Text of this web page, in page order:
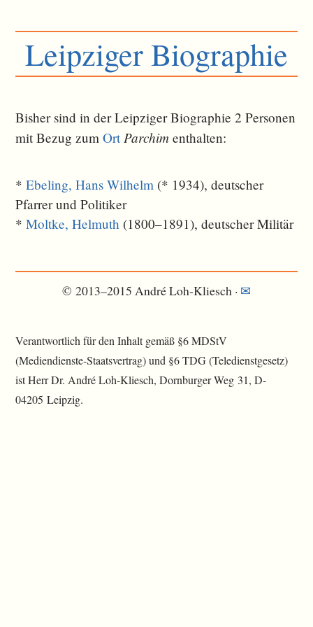
Leipziger Biographie
Bisher sind in der Leipziger Biographie 2 Personen
mit Bezug zumOrt Parchim ent­halten:
*Ebeling, Hans Wilhelm (* 1934), deutscher
Pfarrer und Politiker
*Moltke, Helmuth (1800–1891), deutscher Militär
© 2013–2015 André Loh-Kliesch · ✉
Verantwortlich für den Inhalt gemäß §6 MDStV
(Mediendienste-Staatsvertrag) und §6 TDG (Teledienstgesetz)
ist Herr Dr. André Loh-Kliesch, Dornburger Weg 31, D-
04205 Leipzig.